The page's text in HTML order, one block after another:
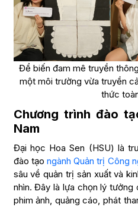
Để biến đam mê truyền
một môi trường vừa truyền
thức
Chương trình đào
Nam
Đại học Hoa Sen (HSU) là
đào tạo ngành Quản trị Công
sâu về quản trị sản xuất và
nhìn. Đây là lựa chọn lý
phim ảnh, quảng cáo, phát